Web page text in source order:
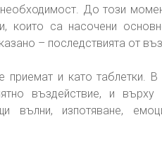
До този
които са насочени
– последствията от
приемат и като таблетки.
въздействие, и върху
вълни, изпотяване,